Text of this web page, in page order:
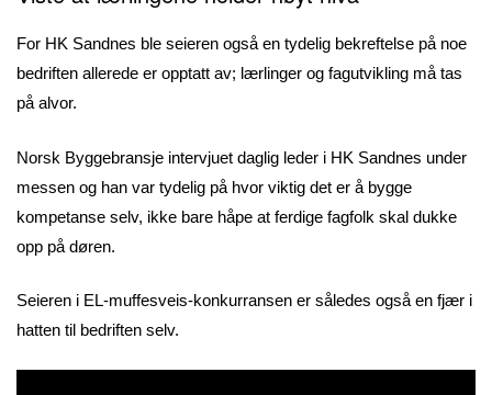
For HK Sandnes ble seieren også en tydelig bekreftelse på noe
bedriften allerede er opptatt av; lærlinger og fagutvikling må tas
på alvor.
Norsk Byggebransje intervjuet daglig leder i HK Sandnes under
messen og han var tydelig på hvor viktig det er å bygge
kompetanse selv, ikke bare håpe at ferdige fagfolk skal dukke
opp på døren.
Seieren i EL-muffesveis-konkurransen er således også en fjær i
hatten til bedriften selv.